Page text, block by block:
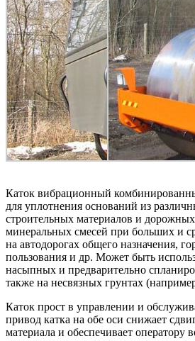
Каток вибрационный
для уплотнения оснований из
строительных материалов и
минеральных смесей при больших и
на автодорогах общего назначения,
пользования и др. Может быть
насыпных и предварительно
также на несвязных грунтах
Каток прост в управлении и
привод катка на обе оси снижает
материала и обеспечивает оператору